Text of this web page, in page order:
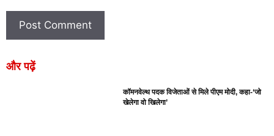
और पढ़ें
कॉमनवेल्थ पदक विजेताओं से मिले पीएम मोदी, कहा-‘जो
खेलेगा वो खिलेगा’